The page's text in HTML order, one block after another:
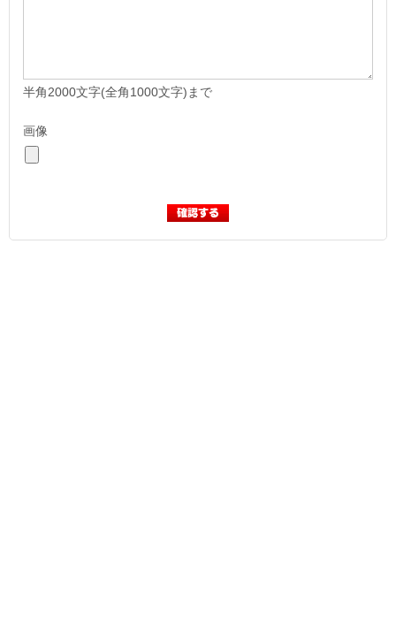
半角2000文字(全角1000文字)まで
画像